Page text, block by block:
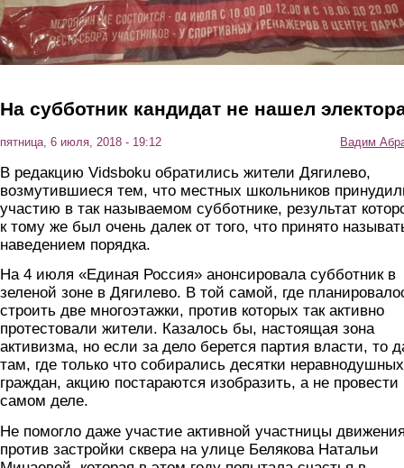
На субботник кандидат не нашел
пятница, 6 июля, 2018 - 19:12 Вадим
В редакцию Vidsboku обратились жители Дягилево,
возмутившиеся тем, что местных школьников
участию в так называемом субботнике, результат
к тому же был очень далек от того, что принято
наведением порядка.
На 4 июля «Единая Россия» анонсировала субботник в
зеленой зоне в Дягилево. В той самой, где
строить две многоэтажки, против которых так активно
протестовали жители. Казалось бы, настоящая зона
активизма, но если за дело берется партия власти, то
там, где только что собирались десятки неравнодушных
граждан, акцию постараются изобразить, а не провести
самом деле.
Не помогло даже участие активной участницы
против застройки сквера на улице Белякова Натальи